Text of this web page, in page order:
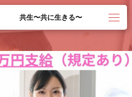
共生〜共に生きる〜